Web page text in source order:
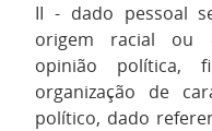
II - dado pessoal
origem racial ou
opinião política,
organização de
político, dado